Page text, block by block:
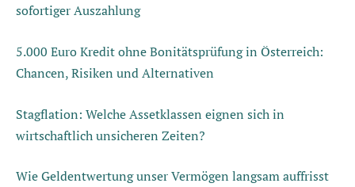
sofortiger Auszahlung
5.000 Euro Kredit ohne Bonitätsprüfung in Österreich:
Chancen, Risiken und Alternativen
Stagflation: Welche Assetklassen eignen sich in
wirtschaftlich unsicheren Zeiten?
Wie Geldentwertung unser Vermögen langsam auffrisst